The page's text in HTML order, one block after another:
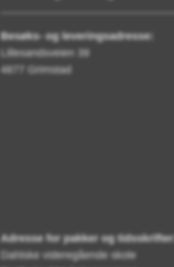
Besøks- og leveringsadresse:
Lillesandsveien 39
4877 Grimstad
Adresse for pakker og tidsskrifter:
Dahlske videregående skole